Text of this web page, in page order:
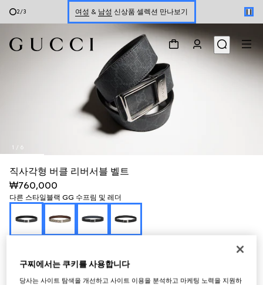
2/3 여성 & 남성 신상품 셀렉션 만나보기
온라인 구매 시 특별한 혜택을 만나보세요
온라인 익스클루시브 GG 마몽 만나보기
1 / 6
직사각형 버클 리버서블 벨트
₩760,000
다른 스타일 블랙 GG 수프림 및 레더
구찌에서는 쿠키를 사용합니다
당사는 사이트 탐색을 개선하고 사이트 이용을 분석하고 마케팅 노력을 지원하